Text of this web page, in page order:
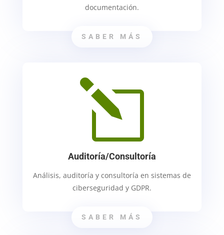
documentación.
SABER MÁS
l
Auditoría/Consultoría
Análisis, auditoría y consultoría en sistemas de
ciberseguridad y GDPR.
SABER MÁS